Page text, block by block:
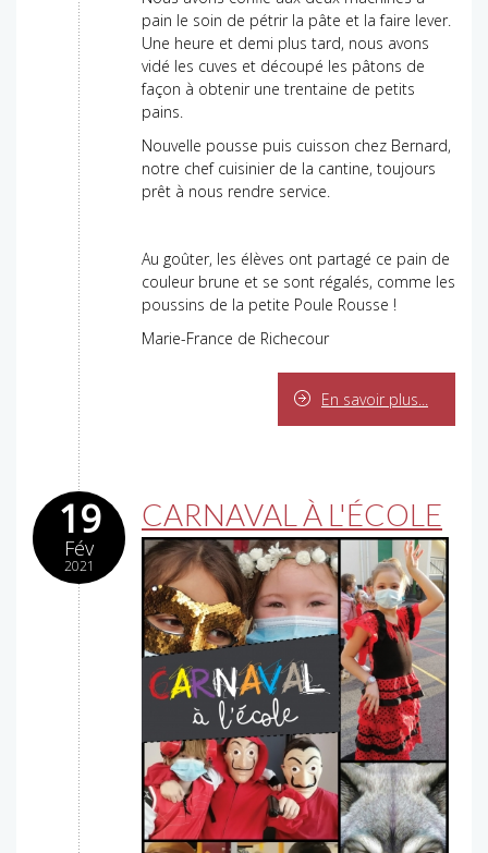
pain le soin de pétrir la pâte et la faire lever.
Une heure et demi plus tard, nous avons
vidé les cuves et découpé les pâtons de
façon à obtenir une trentaine de petits
pains.
Nouvelle pousse puis cuisson chez Bernard,
notre chef cuisinier de la cantine, toujours
prêt à nous rendre service.
Au goûter, les élèves ont partagé ce pain de
couleur brune et se sont régalés, comme les
poussins de la petite Poule Rousse !
Marie-France de Richecour
En savoir plus...
19
Fév
2021
CARNAVAL À L'ÉCOLE